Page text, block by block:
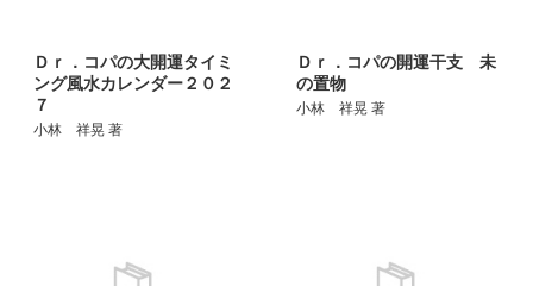
Ｄｒ．コパの大開運タイミ
ング風水カレンダー２０２
７
小林 祥晃 著
Ｄｒ．コパの開運干支 未
の置物
小林 祥晃 著